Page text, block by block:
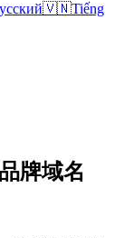
🇻🇳Tiếng
牌域名